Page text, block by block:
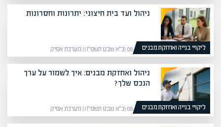
ליקויי בנייה ואחזקת מבנים
ניהול ועד בית חיצוני: יתרונות וחסרונות
08/02/26 (כ״א שבט תשפ״ו) | מערכת אפיק
ליקויי בנייה ואחזקת מבנים
ניהול ואחזקת מבנים: איך לשמור על ערך
הנכס שלך?
08/02/26 (כ״א שבט תשפ״ו) | מערכת אפיק